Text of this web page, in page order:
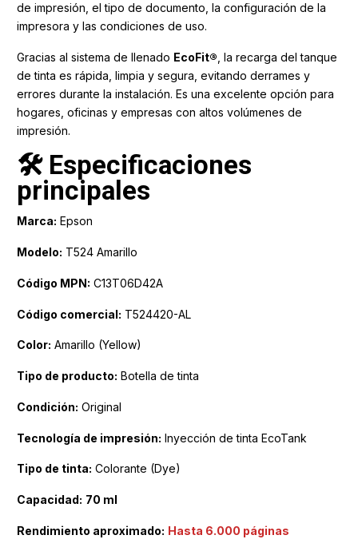
de impresión, el tipo de documento, la configuración de la
impresora y las condiciones de uso.
Gracias al sistema de llenado EcoFit® , la recarga del tanque
de tinta es rápida, limpia y segura, evitando derrames y
errores durante la instalación. Es una excelente opción para
hogares, oficinas y empresas con altos volúmenes de
impresión.
🛠️ Especificaciones
principales
Marca: Epson
Modelo: T524 Amarillo
Código MPN: C13T06D42A
Código comercial: T524420-AL
Color: Amarillo (Yellow)
Tipo de producto: Botella de tinta
Condición: Original
Tecnología de impresión: Inyección de tinta EcoTank
Tipo de tinta: Colorante (Dye)
Capacidad: 70 ml
Rendimiento aproximado: Hasta 6.000 páginas